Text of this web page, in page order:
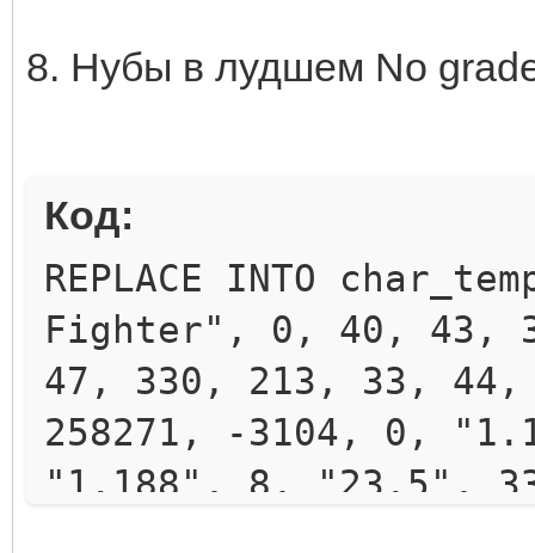
8. Нубы в лудшем No
Код:
REPLACE INTO
Fighter", 0, 40, 43,
47, 330, 213, 33, 44,
258271, -3104, 0,
"1.188", 8, "23.5",